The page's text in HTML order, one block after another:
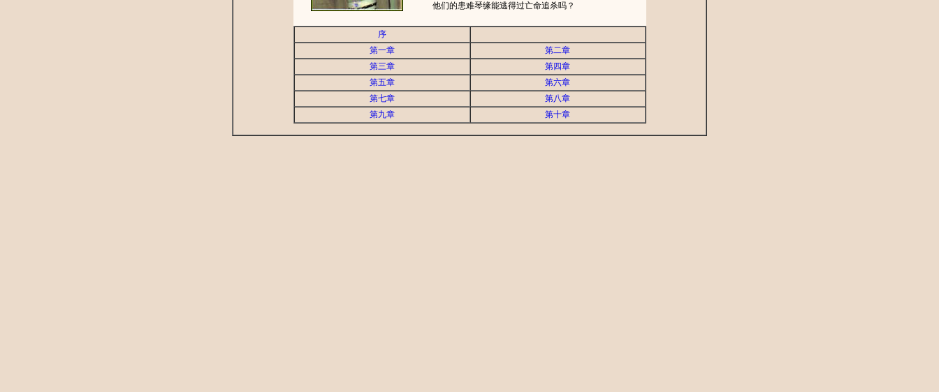
他们的患难琴缘能逃得过亡命追杀吗？
序
第一章
第二章
第三章
第四章
第五章
第六章
第七章
第八章
第九章
第十章